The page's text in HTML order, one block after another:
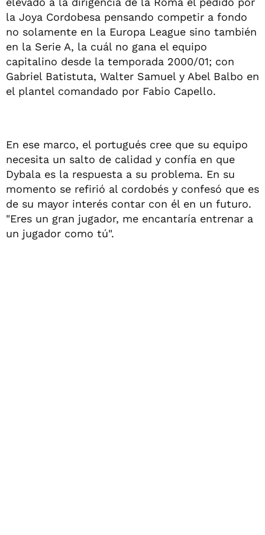
la Joya Cordobesa pensando competir a fondo
no solamente en la Europa League sino también
en la Serie A, la cuál no gana el equipo
capitalino desde la temporada 2000/01; con
Gabriel Batistuta, Walter Samuel y Abel Balbo en
el plantel comandado por Fabio Capello.
En ese marco, el portugués cree que su equipo
necesita un salto de calidad y confía en que
Dybala es la respuesta a su problema. En su
momento se refirió al cordobés y confesó que es
de su mayor interés contar con él en un futuro.
"Eres un gran jugador, me encantaría entrenar a
un jugador como tú".